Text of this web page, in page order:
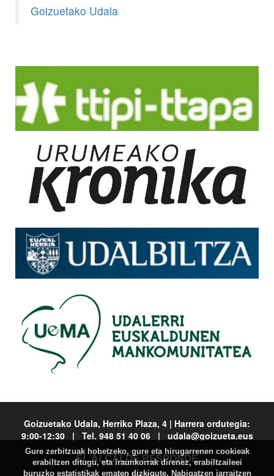
Goizuetako Udala
Goizuetako Udala, Herriko Plaza, 4 | Harrera ordutegia:
9:00-12:30 | Tel. 948 51 40 06 | udala@goizueta.eus
EL ALCALDE RESPONDE
Gure zerbitzuak hobetzeko, gure eta hirugarrenen cookieak
erabiltzen ditugu, eta iraunkorrak direnez, erabiltzaileei
buruzko estatistikak ematen dizkigute. Nabigatzen jarraitzen